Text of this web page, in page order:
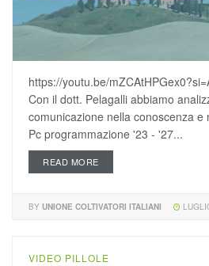
https://youtu.be/
Con il dott. Pelagalli abbiamo
comunicazione nella conoscenza e
Pc programmazione '23 - '27...
READ MORE
BY UNIONE COLTIVATORI ITALIANI
VIDEO PILLOLE